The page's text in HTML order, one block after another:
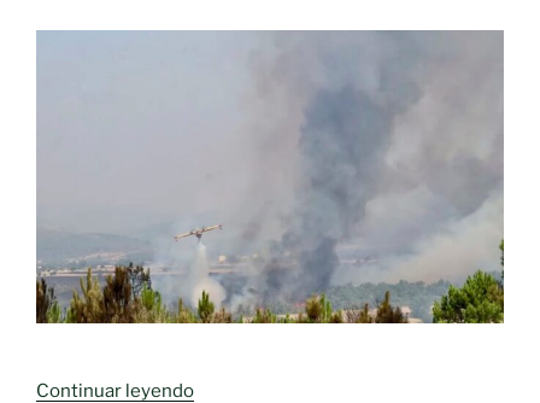
lo
Campo
de
Calatrava «
Continuar leyendo«Piden